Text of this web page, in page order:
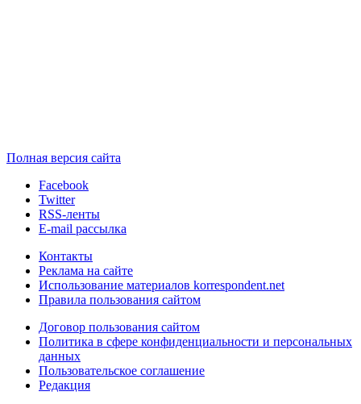
Полная версия сайта
Facebook
Twitter
RSS-ленты
E-mail рассылка
Контакты
Реклама на сайте
Использование материалов korrespondent.net
Правила пользования сайтом
Договор пользования сайтом
Политика в сфере конфиденциальности и персональных
данных
Пользовательское соглашение
Редакция